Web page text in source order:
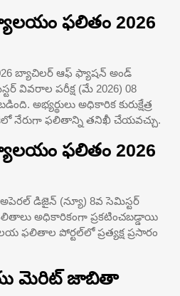
ఫలితం 2026
బ్యాచిలర్ ఆఫ్ ఫ్యాషన్ అండ్
వివరాల పరీక్ష (మే 2026) 08
అభ్యర్థులు అధికారిక కురుక్షేత్ర
నేరుగా ఫలితాన్ని తనిఖీ చేయవచ్చు.
ఫలితం 2026
డిజైన్ (న్యూ) 8వ సెమిస్టర్
అధికారికంగా ప్రకటించబడ్డాయి
ఫలితాల పోర్టల్‌లో ప్రత్యక్ష ప్రసారం
మెరిట్ జాబితా